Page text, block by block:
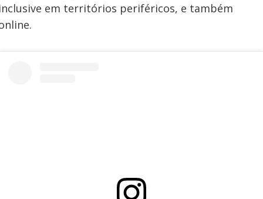
em territórios periféricos, e também